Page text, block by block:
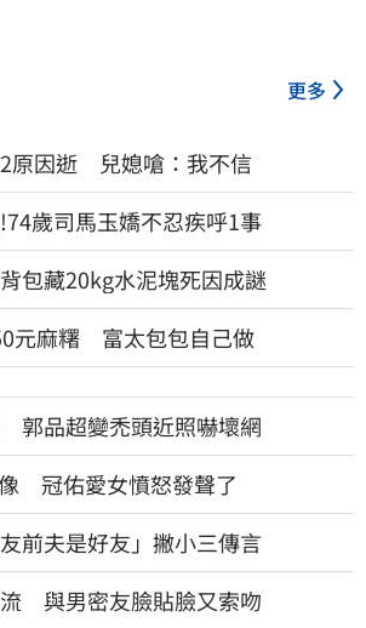
更多
原因逝 兒媳嗆：我不信
歲司馬玉嬌不忍疾呼1事
包藏20kg水泥塊死因成謎
元麻糬 富太包包自己做
郭品超變禿頭近照嚇壞網
冠佑愛女憤怒發聲了
前夫是好友」撇小三傳言
與男密友臉貼臉又索吻